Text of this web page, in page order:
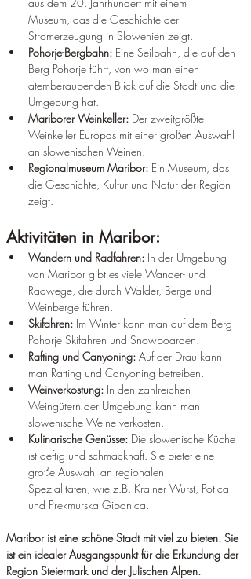
Museum, das die Geschichte der
Stromerzeugung in Slowenien zeigt.
Pohorje-Bergbahn: Eine Seilbahn, die auf den
Berg Pohorje führt, von wo man einen
atemberaubenden Blick auf die Stadt und die
Umgebung hat.
Mariborer Weinkeller: Der zweitgrößte
Weinkeller Europas mit einer großen Auswahl
an slowenischen Weinen.
Regionalmuseum Maribor: Ein Museum, das
die Geschichte, Kultur und Natur der Region
zeigt.
Aktivitäten in Maribor:
Wandern und Radfahren: In der Umgebung
von Maribor gibt es viele Wander- und
Radwege, die durch Wälder, Berge und
Weinberge führen.
Skifahren: Im Winter kann man auf dem Berg
Pohorje Skifahren und Snowboarden.
Rafting und Canyoning: Auf der Drau kann
man Rafting und Canyoning betreiben.
Weinverkostung: In den zahlreichen
Weingütern der Umgebung kann man
slowenische Weine verkosten.
Kulinarische Genüsse: Die slowenische Küche
ist deftig und schmackhaft. Sie bietet eine
große Auswahl an regionalen
Spezialitäten, wie z.B. Krainer Wurst, Potica
und Prekmurska Gibanica.
Maribor ist eine schöne Stadt mit viel zu bieten. Sie
ist ein idealer Ausgangspunkt für die Erkundung der
Region Steiermark und der Julischen Alpen.